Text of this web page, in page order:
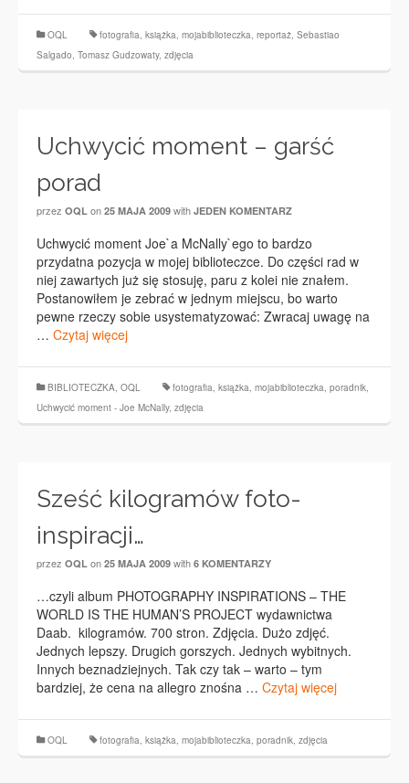
OQL fotografia, książka, mojabiblioteczka, reportaż, Sebastiao
Salgado, Tomasz Gudzowaty, zdjęcia
Uchwycić moment – garść
porad
przez OQL on 25 MAJA 2009 with JEDEN KOMENTARZ
Uchwycić moment Joe`a McNally`ego to bardzo
przydatna pozycja w mojej biblioteczce. Do części rad w
niej zawartych już się stosuję, paru z kolei nie znałem.
Postanowiłem je zebrać w jednym miejscu, bo warto
pewne rzeczy sobie usystematyzować: Zwracaj uwagę na
… Czytaj więcej
BIBLIOTECZKA, OQL fotografia, książka, mojabiblioteczka, poradnik,
Uchwycić moment - Joe McNally, zdjęcia
Sześć kilogramów foto-
inspiracji…
przez OQL on 25 MAJA 2009 with 6 KOMENTARZY
…czyli album PHOTOGRAPHY INSPIRATIONS – THE
WORLD IS THE HUMAN’S PROJECT wydawnictwa
Daab. kilogramów. 700 stron. Zdjęcia. Dużo zdjęć.
Jednych lepszy. Drugich gorszych. Jednych wybitnych.
Innych beznadziejnych. Tak czy tak – warto – tym
bardziej, że cena na allegro znośna … Czytaj więcej
OQL fotografia, książka, mojabiblioteczka, poradnik, zdjęcia